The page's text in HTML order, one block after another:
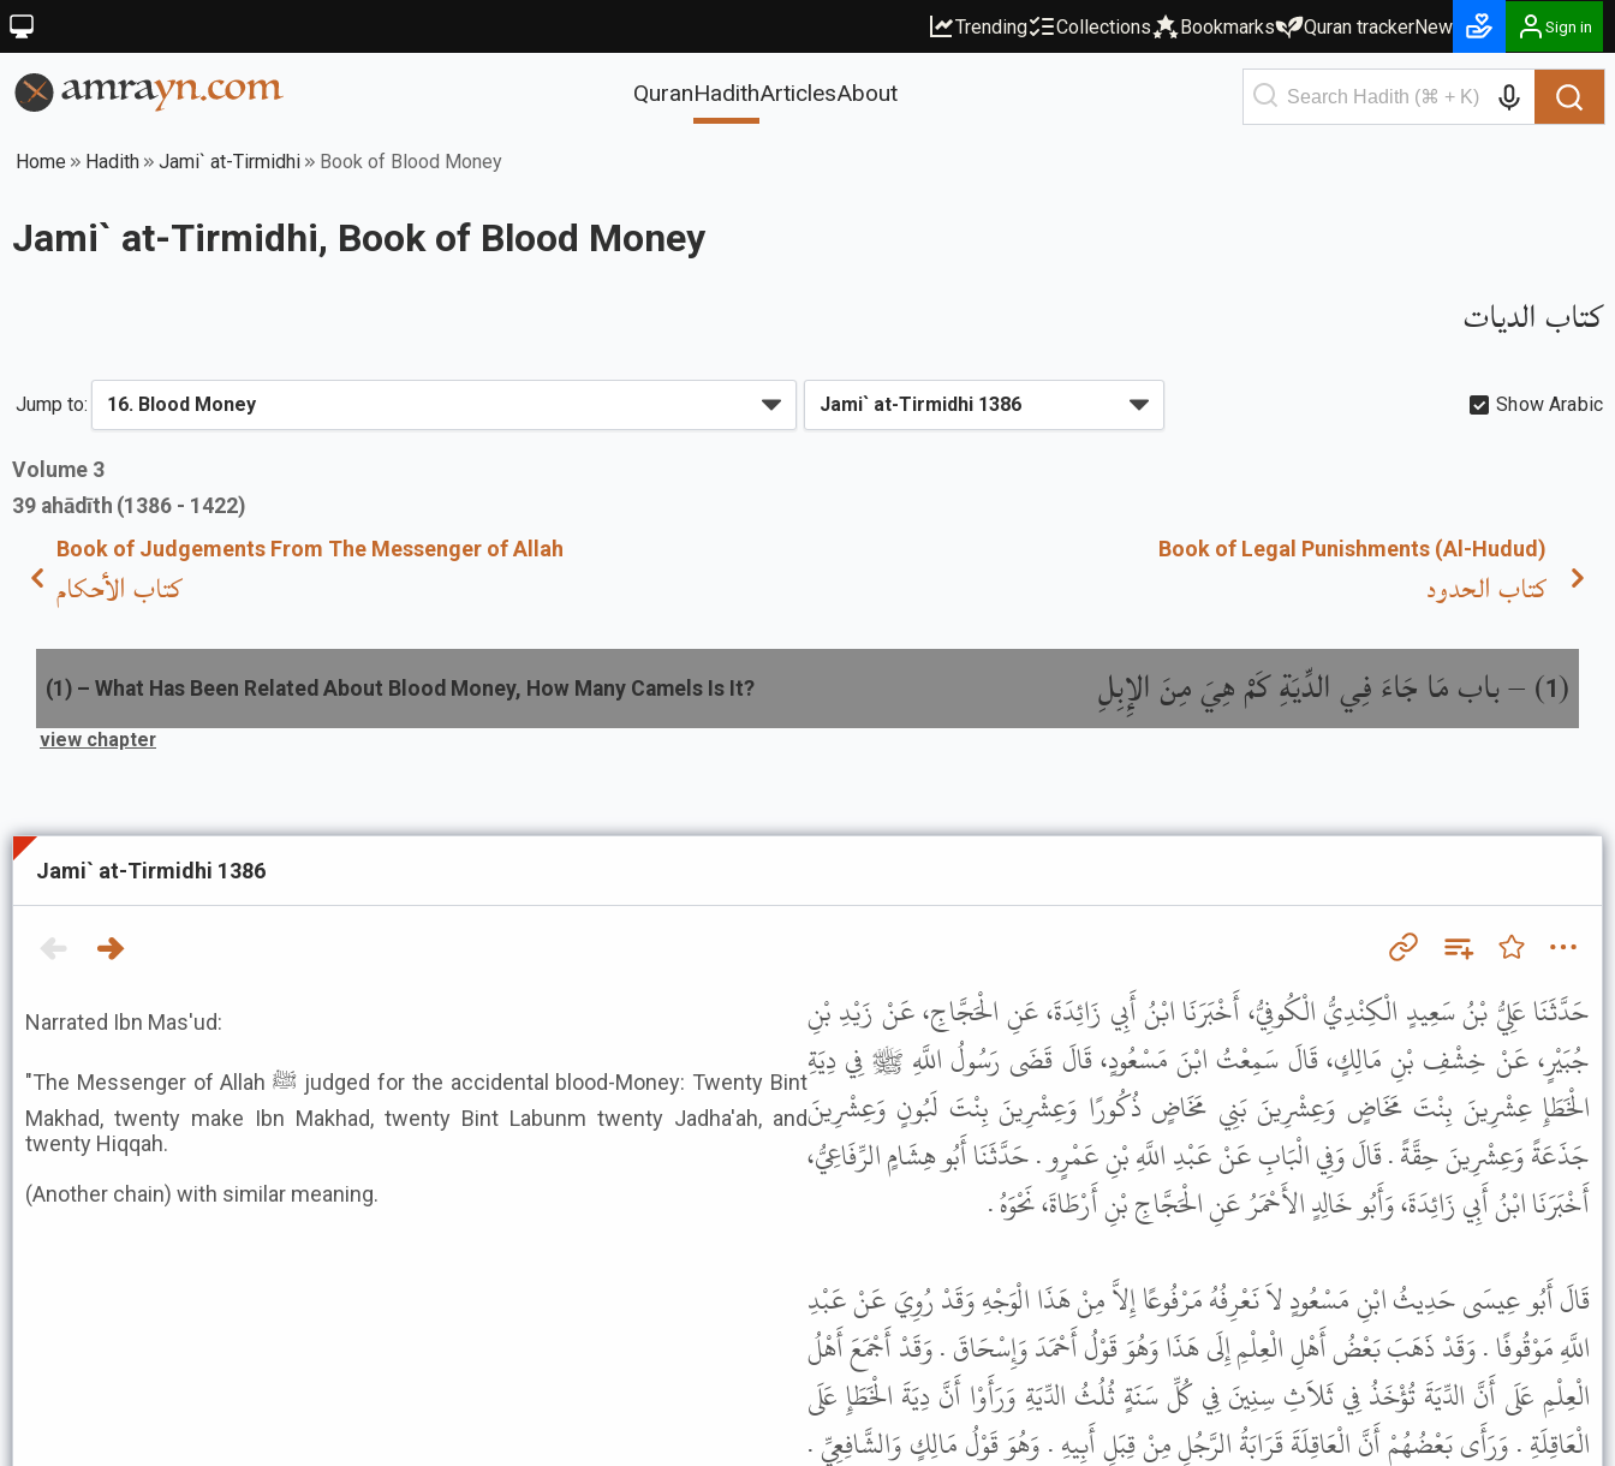
Trending Collections Bookmarks Quran trackerNew Sign in
QuranHadithArticlesAbout
Home Hadith Jami` at-Tirmidhi Book of Blood Money
Jami` at-Tirmidhi, Book of Blood Money
كتاب الديات
Jump to: Show Arabic
Volume 3
39 ahādīth (1386 - 1422)
Book of Judgements From The Messenger of Allah
كتاب الأحكام
Book of Legal Punishments (Al-Hudud)
كتاب الحدود
(
1
) –باب مَا جَاءَ فِي الدِّيَةِ كَمْ هِيَ مِنَ الإِبِلِ (1 ) – What Has Been Related About Blood Money, How Many Camels Is It?
view chapter
Jami` at-Tirmidhi 1386
Narrated Ibn Mas'ud:
"The Messenger of Allah ﷺ judged for the accidental blood-Money: Twenty Bint
Makhad, twenty make Ibn Makhad, twenty Bint Labunm twenty Jadha'ah, and
twenty Hiqqah.
(Another chain) with similar meaning.
حَدَّثَنَا عَلِيُّ بْنُ سَعِيدٍ الْكِنْدِيُّ الْكُوفِيُّ، أَخْبَرَنَا ابْنُ أَبِي زَائِدَةَ، عَنِ الْحَجَّاجِ، عَنْ زَيْدِ بْنِ
جُبَيْرٍ، عَنْ خِشْفِ بْنِ مَالِكٍ، قَالَ سَمِعْتُ ابْنَ مَسْعُودٍ، قَالَ قَضَى رَسُولُ اللَّهِ ﷺ فِي دِيَةِ
الْخَطَإِ عِشْرِينَ بِنْتَ مَخَاضٍ وَعِشْرِينَ بَنِي مَخَاضٍ ذُكُورًا وَعِشْرِينَ بِنْتَ لَبُونٍ وَعِشْرِينَ
جَذَعَةً وَعِشْرِينَ حِقَّةً . قَالَ وَفِي الْبَابِ عَنْ عَبْدِ اللَّهِ بْنِ عَمْرٍو . حَدَّثَنَا أَبُو هِشَامٍ الرِّفَاعِيُّ،
أَخْبَرَنَا ابْنُ أَبِي زَائِدَةَ، وَأَبُو خَالِدٍ الأَحْمَرُ عَنِ الْحَجَّاجِ بْنِ أَرْطَاةَ، نَحْوَهُ .
قَالَ أَبُو عِيسَى حَدِيثُ ابْنِ مَسْعُودٍ لاَ نَعْرِفُهُ مَرْفُوعًا إِلاَّ مِنْ هَذَا الْوَجْهِ وَقَدْ رُوِيَ عَنْ عَبْدِ
اللَّهِ مَوْقُوفًا . وَقَدْ ذَهَبَ بَعْضُ أَهْلِ الْعِلْمِ إِلَى هَذَا وَهُوَ قَوْلُ أَحْمَدَ وَإِسْحَاقَ . وَقَدْ أَجْمَعَ أَهْلُ
الْعِلْمِ عَلَى أَنَّ الدِّيَةَ تُؤْخَذُ فِي ثَلاَثِ سِنِينَ فِي كُلِّ سَنَةٍ ثُلُثُ الدِّيَةِ وَرَأَوْا أَنَّ دِيَةَ الْخَطَإِ عَلَى
الْعَاقِلَةِ . وَرَأَى بَعْضُهُمْ أَنَّ الْعَاقِلَةَ قَرَابَةُ الرَّجُلِ مِنْ قِبَلِ أَبِيهِ . وَهُوَ قَوْلُ مَالِكٍ وَالشَّافِعِيِّ .